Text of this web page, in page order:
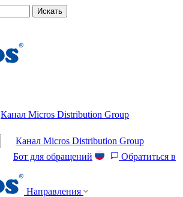
Искать
Канал Micros Distribution Group
Канал Micros Distribution Group
Бот для обращений
Обратиться в
Направления